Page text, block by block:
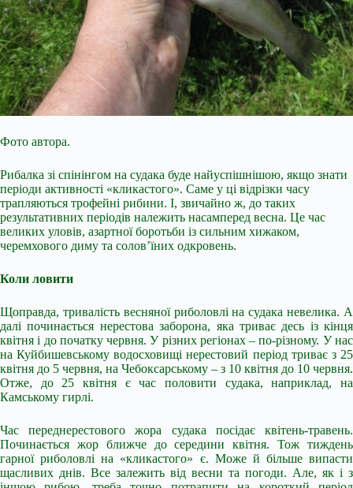
Фото автора.
Рибалка зі спінінгом на судака буде найуспішнішою, якщо знати
періоди активності «кликастого». Саме у ці відрізки часу
трапляються трофейні рибини. І, звичайно ж, до таких
результативних періодів належить насамперед весна. Це час
великих уловів, азартної боротьби із сильним хижаком,
черемхового диму та солов’їних одкровень.
Коли ловити
Щоправда, тривалість весняної риболовлі на судака невелика. А
далі починається нерестова заборона, яка триває десь із кінця
квітня і до початкучервня. У різних регіонах – по-різному. У нас
на Куйбишевському водосховищі нерестовий період триває з 25
квітня до 5 червня, на Чебоксарському – з 10 квітня до 10 червня.
Отже, до 25 квітня є час половити судака, наприклад, на
Камському гирлі.
Час переднерестового жора судака посідає квітень-травень.
Починається жор ближче до середини квітня. Тож тиждень
гарної риболовлі на «кликастого» є. Може й більше випасти
щасливих днів. Все залежить від весни та погоди. Але, як і з